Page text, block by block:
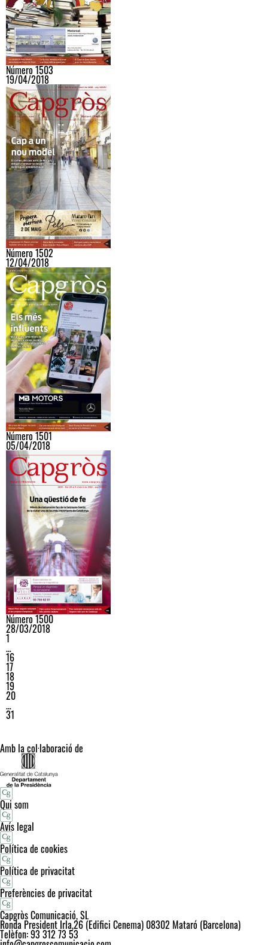
Número 1503
19/04/2018
Número 1502
12/04/2018
Número 1501
05/04/2018
Número 1500
28/03/2018
1
…
16
17
18
19
20
…
31
Amb la col·laboració de
Qui som
Avís legal
Política de cookies
Política de privacitat
Preferències de privacitat
Capgròs Comunicació, SL
Ronda President Irla,26 (Edifici Cenema) 08302 Mataró (Barcelona)
Telèfon: 93 312 73 53